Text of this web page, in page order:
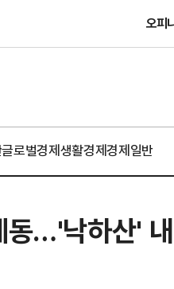
오피
글로벌경제생활경제경제일반
…'낙하산'